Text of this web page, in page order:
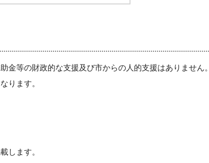
等の財政的な支援及び市からの人的支援はありません。
ります。
します。